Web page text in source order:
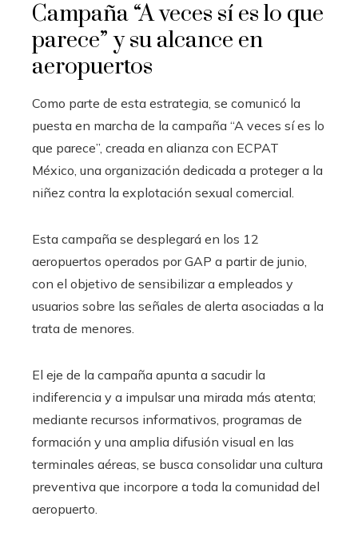
Campaña “A veces sí es lo que
parece” y su alcance en
aeropuertos
Como parte de esta estrategia, se comunicó la
puesta en marcha de la campaña “A veces sí es lo
que parece”, creada en alianza con ECPAT
México, una organización dedicada a proteger a la
niñez contra la explotación sexual comercial.
Esta campaña se desplegará en los 12
aeropuertos operados por GAP a partir de junio,
con el objetivo de sensibilizar a empleados y
usuarios sobre las señales de alerta asociadas a la
trata de menores.
El eje de la campaña apunta a sacudir la
indiferencia y a impulsar una mirada más atenta;
mediante recursos informativos, programas de
formación y una amplia difusión visual en las
terminales aéreas, se busca consolidar una cultura
preventiva que incorpore a toda la comunidad del
aeropuerto.